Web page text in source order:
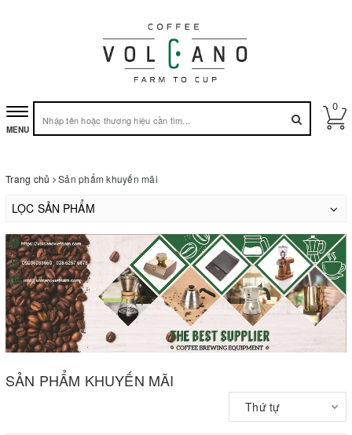
Toggle
navigation
MENU
0
Trang chủ Sản phẩm khuyến mãi
LỌC SẢN PHẨM
SẢN PHẨM KHUYẾN MÃI
Thứ tự